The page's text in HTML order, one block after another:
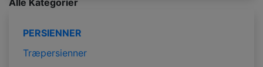
PERSIENNER
Træpersienner